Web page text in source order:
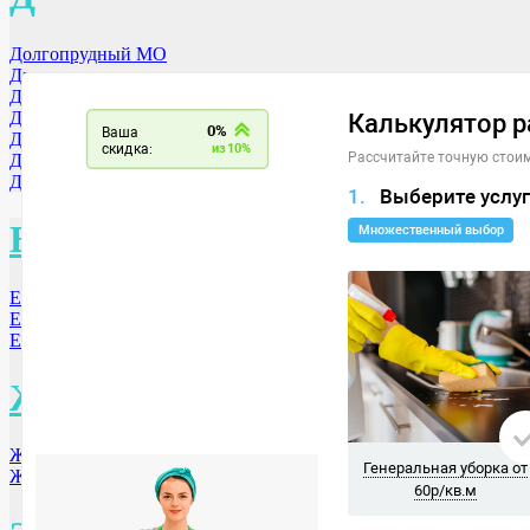
Долгопрудный МО
Дзержинск
Дмитровоград
Дербент
Домодедово
Дубна
Донской
Е
Екатеринбург
Елец
Ессентуки
Ж
Железногорск
Жуковский